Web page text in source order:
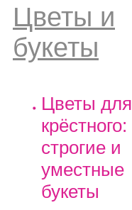
Цветы и
букеты
Цветы для
крёстного:
строгие и
уместные
букеты